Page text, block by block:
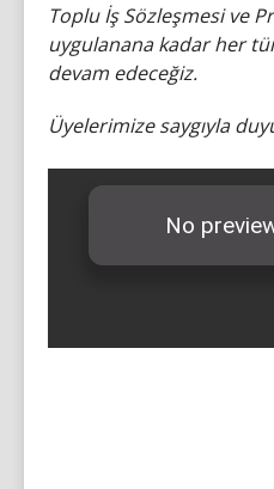
Toplu İş Sözleşmesi ve
uygulanana kadar her
devam edeceğiz.
Üyelerimize saygıyla